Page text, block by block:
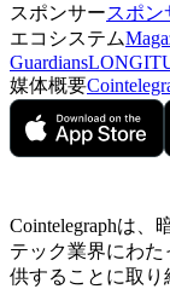
スポンサースポン
エコシステム
Guardians
媒体概要
Cointelegraphは
テック業界にわ
供することに取り